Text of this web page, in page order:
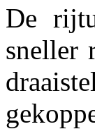
De
sneller